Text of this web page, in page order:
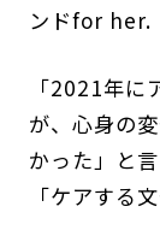
ンドfor her.
「2021年に
が、心身の
かった」と
「ケアする